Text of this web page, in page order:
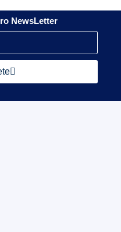
NewsLetter